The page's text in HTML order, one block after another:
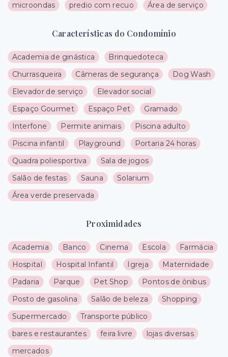
microondas
predio com recuo Área de serviço
Características do Condomínio
Academia de ginástica
Brinquedoteca
Churrasqueira
Câmeras de segurança
Dog Wash
Elevador de serviço
Elevador social
Espaço Gourmet
Espaço Pet
Gramado
Interfone
Permite animais
Piscina adulto
Piscina infantil
Playground
Portaria 24 horas
Quadra poliesportiva
Sala de jogos
Salão de festas
Sauna
Solarium
Área verde preservada
Proximidades
Academia Banco Cinema Escola
Farmácia
Hospital
Hospital Infantil Igreja
Maternidade
Padaria
Parque Pet Shop
Pontos de ônibus
Posto de gasolina
Salão de beleza
Shopping
Supermercado
Transporte público
bares e restaurantes
feira livre
lojas diversas
mercados